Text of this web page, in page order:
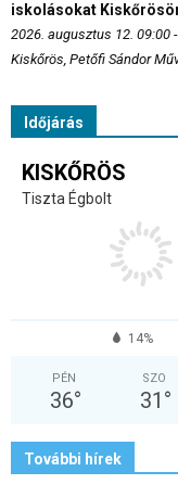
iskolásokat
2026. augusztus 12. 09:00
Kiskőrös, Petőfi Sándor
Időjárás
KISKŐRÖS
Tiszta Égbolt
14%
PÉN
36°
SZO
31 °
További hírek